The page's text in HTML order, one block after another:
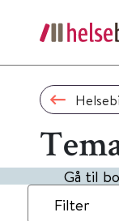
Gå til
Filter